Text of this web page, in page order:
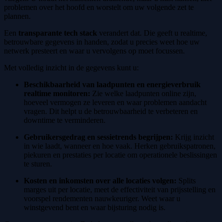
problemen over het hoofd en worstelt om uw volgende zet te
plannen.
Een transparante tech stack verandert dat. Die geeft u realtime,
betrouwbare gegevens in handen, zodat u precies weet hoe uw
netwerk presteert en waar u vervolgens op moet focussen.
Met volledig inzicht in de gegevens kunt u:
Beschikbaarheid van laadpunten en energieverbruik
realtime monitoren: Zie welke laadpunten online zijn,
hoeveel vermogen ze leveren en waar problemen aandacht
vragen. Dit helpt u de betrouwbaarheid te verbeteren en
downtime te verminderen.
Gebruikersgedrag en sessietrends begrijpen: Krijg inzicht
in wie laadt, wanneer en hoe vaak. Herken gebruikspatronen,
piekuren en prestaties per locatie om operationele beslissingen
te sturen.
Kosten en inkomsten over alle locaties volgen: Splits
marges uit per locatie, meet de effectiviteit van prijsstelling en
voorspel rendementen nauwkeuriger. Weet waar u
winstgevend bent en waar bijsturing nodig is.